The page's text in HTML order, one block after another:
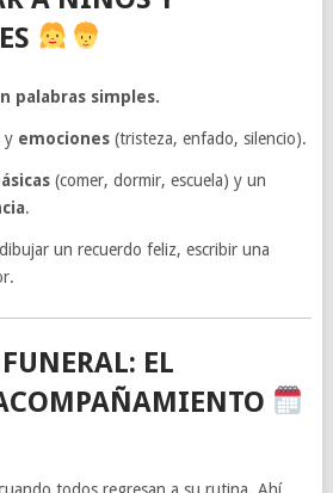
palabras simples.
y emociones (tristeza, enfado, silencio).
(comer, dormir, escuela) y un
.
un recuerdo feliz, escribir una
EL
todos regresan a su rutina. Ahí